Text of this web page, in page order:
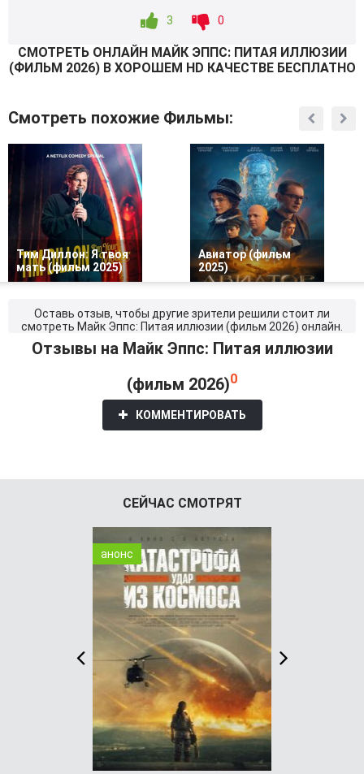
3 0
СМОТРEТЬ ОНЛАЙН МАЙК ЭППС: ПИТАЯ ИЛЛЮЗИИ
(ФИЛЬМ 2026) В ХОРОШЕМ HD КАЧЕСТВЕ БЕСПЛАТНО
Смотреть похожие Фильмы:
Тим Диллон: Я твоя
мать (фильм 2025)
Авиатор (фильм
2025)
Оставь отзыв, чтобы другие зрители решили стоит ли
смотреть Майк Эппс: Питая иллюзии (фильм 2026) онлайн.
Отзывы на Майк Эппс: Питая иллюзии
(фильм 2026)0
КОММЕНТИРОВАТЬ
СЕЙЧАС СМОТРЯТ
анонс